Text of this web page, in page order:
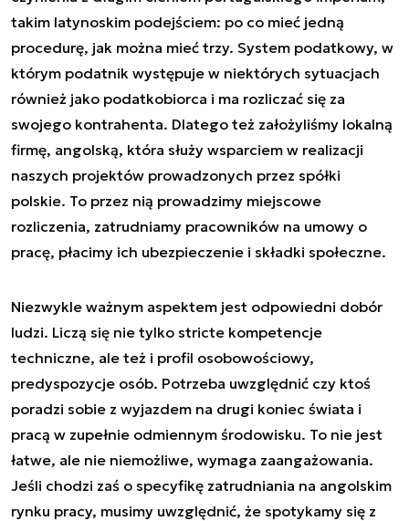
takim latynoskim podejściem: po co mieć jedną
procedurę, jak można mieć trzy. System podatkowy, w
którym podatnik występuje w niektórych sytuacjach
również jako podatkobiorca i ma rozliczać się za
swojego kontrahenta. Dlatego też założyliśmy lokalną
firmę, angolską, która służy wsparciem w realizacji
naszych projektów prowadzonych przez spółki
polskie. To przez nią prowadzimy miejscowe
rozliczenia, zatrudniamy pracowników na umowy o
pracę, płacimy ich ubezpieczenie i składki społeczne.
Niezwykle ważnym aspektem jest odpowiedni dobór
ludzi. Liczą się nie tylko stricte kompetencje
techniczne, ale też i profil osobowościowy,
predyspozycje osób. Potrzeba uwzględnić czy ktoś
poradzi sobie z wyjazdem na drugi koniec świata i
pracą w zupełnie odmiennym środowisku. To nie jest
łatwe, ale nie niemożliwe, wymaga zaangażowania.
Jeśli chodzi zaś o specyfikę zatrudniania na angolskim
rynku pracy, musimy uwzględnić, że spotykamy się z